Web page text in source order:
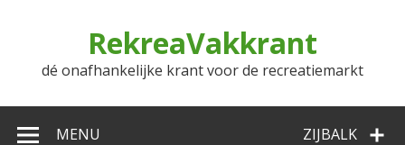
RekreaVakkrant
dé onafhankelijke krant voor de recreatiemarkt
ZIJBALK
MENU